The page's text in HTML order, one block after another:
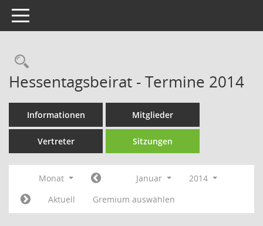
Toggle navigation
Rechercheauswahl
Hessentagsbeirat - Termine 2014
Informationen Mitglieder
Vertreter Sitzungen
Monat Januar
2014
Aktuell
Gremium auswählen